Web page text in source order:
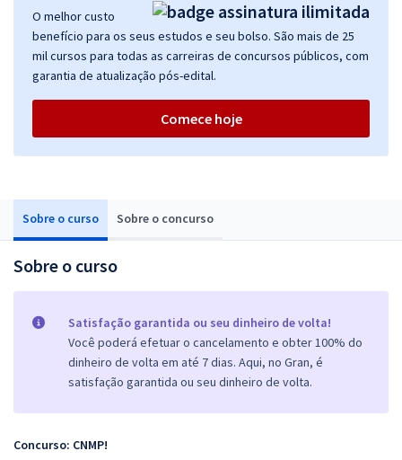
Sobre o curso Sobre o concurso
Sobre o curso
Satisfação garantida ou seu dinheiro de volta!
Você poderá efetuar o cancelamento e obter 100% do
dinheiro de volta em até 7 dias. Aqui, no Gran, é
satisfação garantida ou seu dinheiro de volta.
Concurso: CNMP!
O melhor custo
benefício para os seus estudos e seu bolso. São mais de 25
mil cursos para todas as carreiras de concursos públicos, com
garantia de atualização pós-edital.
Comece hoje